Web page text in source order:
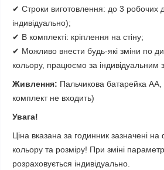
✔ Строки виготовлення: до 3 робочих
індивідуально);
✔ В комплекті: кріплення на стіну;
✔ Можливо внести будь-які зміни по
кольору, працюємо за індивідуальним
Живлення: Пальчикова батарейка
комплект не входить)
Увага!
Ціна вказана за годинник зазначені
кольору та розміру! При зміні
розраховується індивідуально.